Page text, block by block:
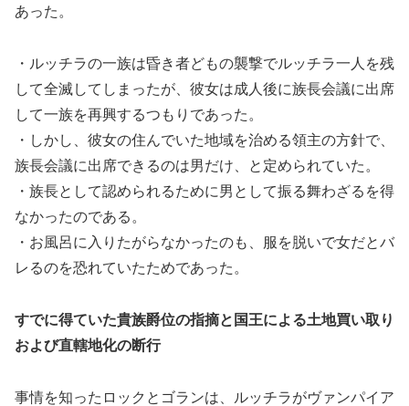
あった。
・ルッチラの一族は昏き者どもの襲撃でルッチラ一人を残
して全滅してしまったが、彼女は成人後に族長会議に出席
して一族を再興するつもりであった。
・しかし、彼女の住んでいた地域を治める領主の方針で、
族長会議に出席できるのは男だけ、と定められていた。
・族長として認められるために男として振る舞わざるを得
なかったのである。
・お風呂に入りたがらなかったのも、服を脱いで女だとバ
レるのを恐れていたためであった。
すでに得ていた貴族爵位の指摘と国王による土地買い取り
および直轄地化の断行
事情を知ったロックとゴランは、ルッチラがヴァンパイア